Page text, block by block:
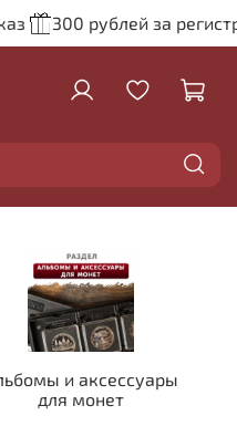
300 рублей за
и аксессуары
для монет